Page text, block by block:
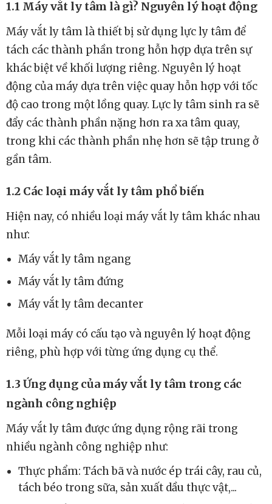
1.1 Máy vắt ly tâm là gì? Nguyên lý hoạt động
Máy vắt ly tâm là thiết bị sử dụng lực ly tâm để
tách các thành phần trong hỗn hợp dựa trên sự
khác biệt về khối lượng riêng. Nguyên lý hoạt
động của máy dựa trên việc quay hỗn hợp với tốc
độ cao trong một lồng quay. Lực ly tâm sinh ra sẽ
đẩy các thành phần nặng hơn ra xa tâm quay,
trong khi các thành phần nhẹ hơn sẽ tập trung ở
gần tâm.
1.2 Các loại máy vắt ly tâm phổ biến
Hiện nay, có nhiều loại máy vắt ly tâm khác nhau
như:
Máy vắt ly tâm ngang
Máy vắt ly tâm đứng
Máy vắt ly tâm decanter
Mỗi loại máy có cấu tạo và nguyên lý hoạt động
riêng, phù hợp với từng ứng dụng cụ thể.
1.3 Ứng dụng của máy vắt ly tâm trong các
ngành công nghiệp
Máy vắt ly tâm được ứng dụng rộng rãi trong
nhiều ngành công nghiệp như:
Thực phẩm: Tách bã và nước ép trái cây, rau củ,
tách béo trong sữa, sản xuất dầu thực vật,...